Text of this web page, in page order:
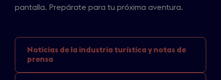
pantalla. Prepárate para tu próxima aventura.
Noticias de la industria turística y notas de
prensa